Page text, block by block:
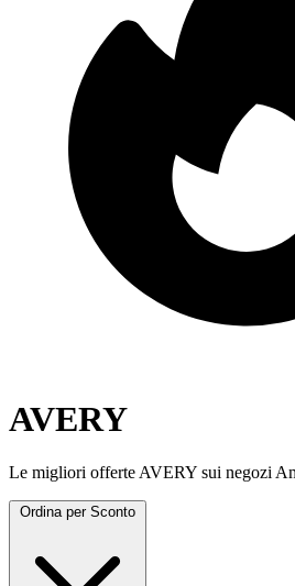
AVERY
Le migliori offerte AVERY sui negozi
Ordina per Sconto